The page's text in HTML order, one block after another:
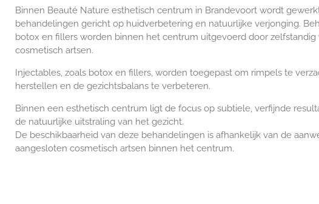
Binnen Beauté Nature esthetisch centrum in Brandevoort wordt
behandelingen gericht op huidverbetering en natuurlijke verjonging.
botox en fillers worden binnen het centrum uitgevoerd door zelfstandig
cosmetisch artsen.
Injectables, zoals botox en fillers, worden toegepast om rimpels te
herstellen en de gezichtsbalans te verbeteren.
Binnen een esthetisch centrum ligt de focus op subtiele, verfijnde
de natuurlijke uitstraling van het gezicht.
De beschikbaarheid van deze behandelingen is afhankelijk van de
aangesloten cosmetisch artsen binnen het centrum.